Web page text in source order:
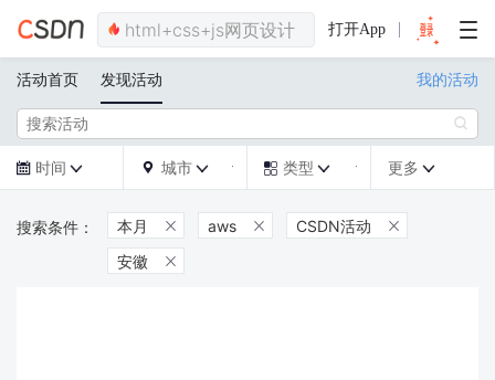
打开App
活动首页 发现活动 我的活动

 时间   城市   类型  更多 
本月  aws  CSDN活动 
安徽 